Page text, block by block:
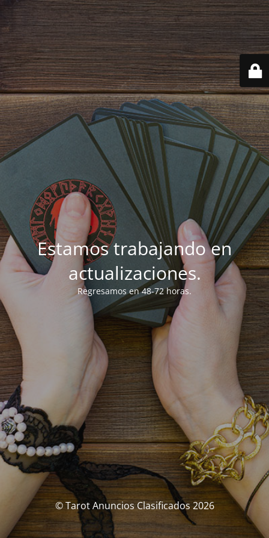
Estamos trabajando en
actualizaciones.
Regresamos en 48-72 horas.
© Tarot Anuncios Clasificados 2026